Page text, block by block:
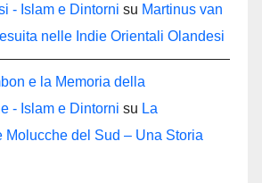
- Islam e Dintorni su Martinus van
nelle Indie Orientali Olandesi
e la Memoria della
- Islam e Dintorni su La
Molucche del Sud – Una Storia